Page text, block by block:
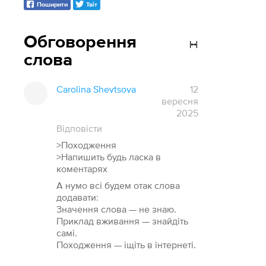
Обговорення
слова
Carolina Shevtsova
12
вересня
2025
Відповісти
>Походження
>Напишить будь ласка в
коментарях
А нумо всі будем отак слова
додавати:
Значення слова — не знаю.
Приклад вживання — знайдіть
самі.
Походження — іщіть в інтернеті.
Поширити Твіт